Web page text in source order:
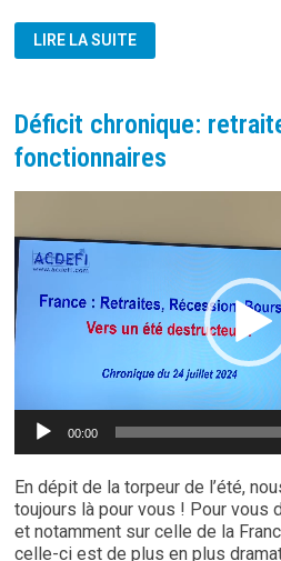
LE
BARNIER
LIRE LA SUITE
Déficit chronique:
fonctionnaires
00:00
En dépit de la torpeur de l’été,
toujours là pour vous ! Pour vous
et notamment sur celle de la
celle-ci est de plus en plus